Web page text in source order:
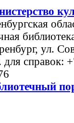
ул.
для справок: